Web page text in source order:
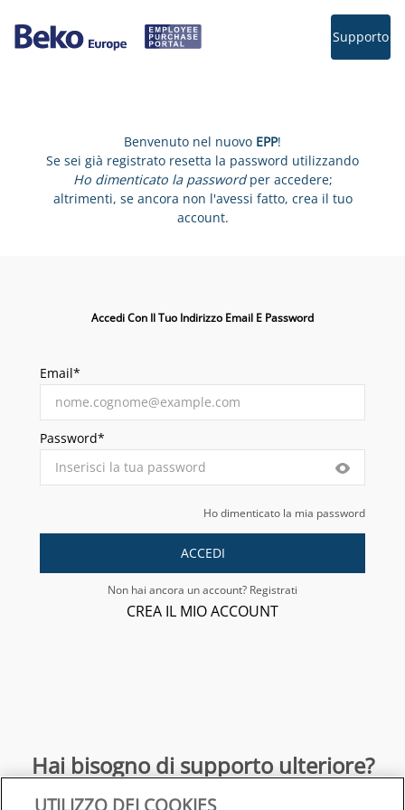
Supporto
Benvenuto nel nuovo EPP!
Se sei già registrato resetta la password utilizzando
Ho dimenticato la passwordper accedere;
altrimenti, se ancora non l'avessi fatto, crea il tuo
account.
Accedi Con Il Tuo Indirizzo Email E Password
Email*
Password*
Ho dimenticato la mia password
ACCEDI
Non hai ancora un account? Registrati
CREA IL MIO ACCOUNT
Hai bisogno di supporto ulteriore?
UTILIZZO DEI COOKIES